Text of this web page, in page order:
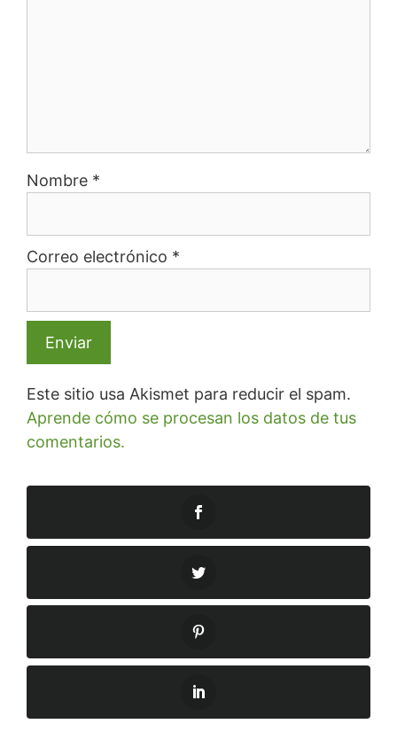
Nombre *
Correo electrónico *
Este sitio usa Akismet para reducir el spam.
Aprende cómo se procesan los datos de tus
comentarios.